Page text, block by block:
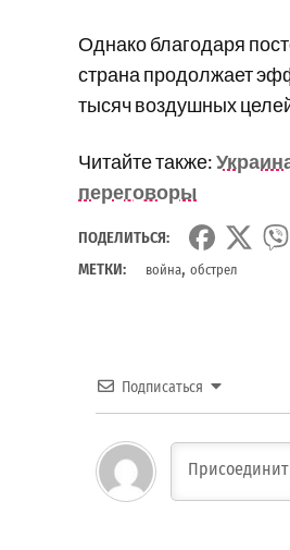
Однако благодаря
страна продолжает
тысяч воздушных
Читайте также:
переговоры
ПОДЕЛИТЬСЯ:
МЕТКИ:
война, обстрел
Подписаться